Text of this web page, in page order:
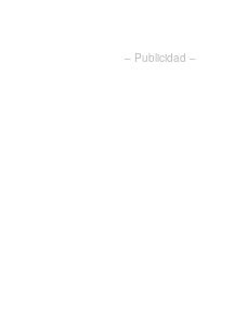
– Publicidad –